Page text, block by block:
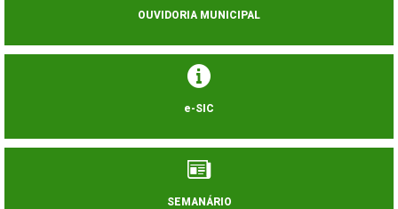
OUVIDORIA MUNICIPAL
e-SIC
SEMANÁRIO